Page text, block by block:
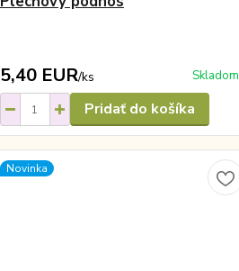
5,40 EUR/ks Skladom
Pridať do košíka
Novinka